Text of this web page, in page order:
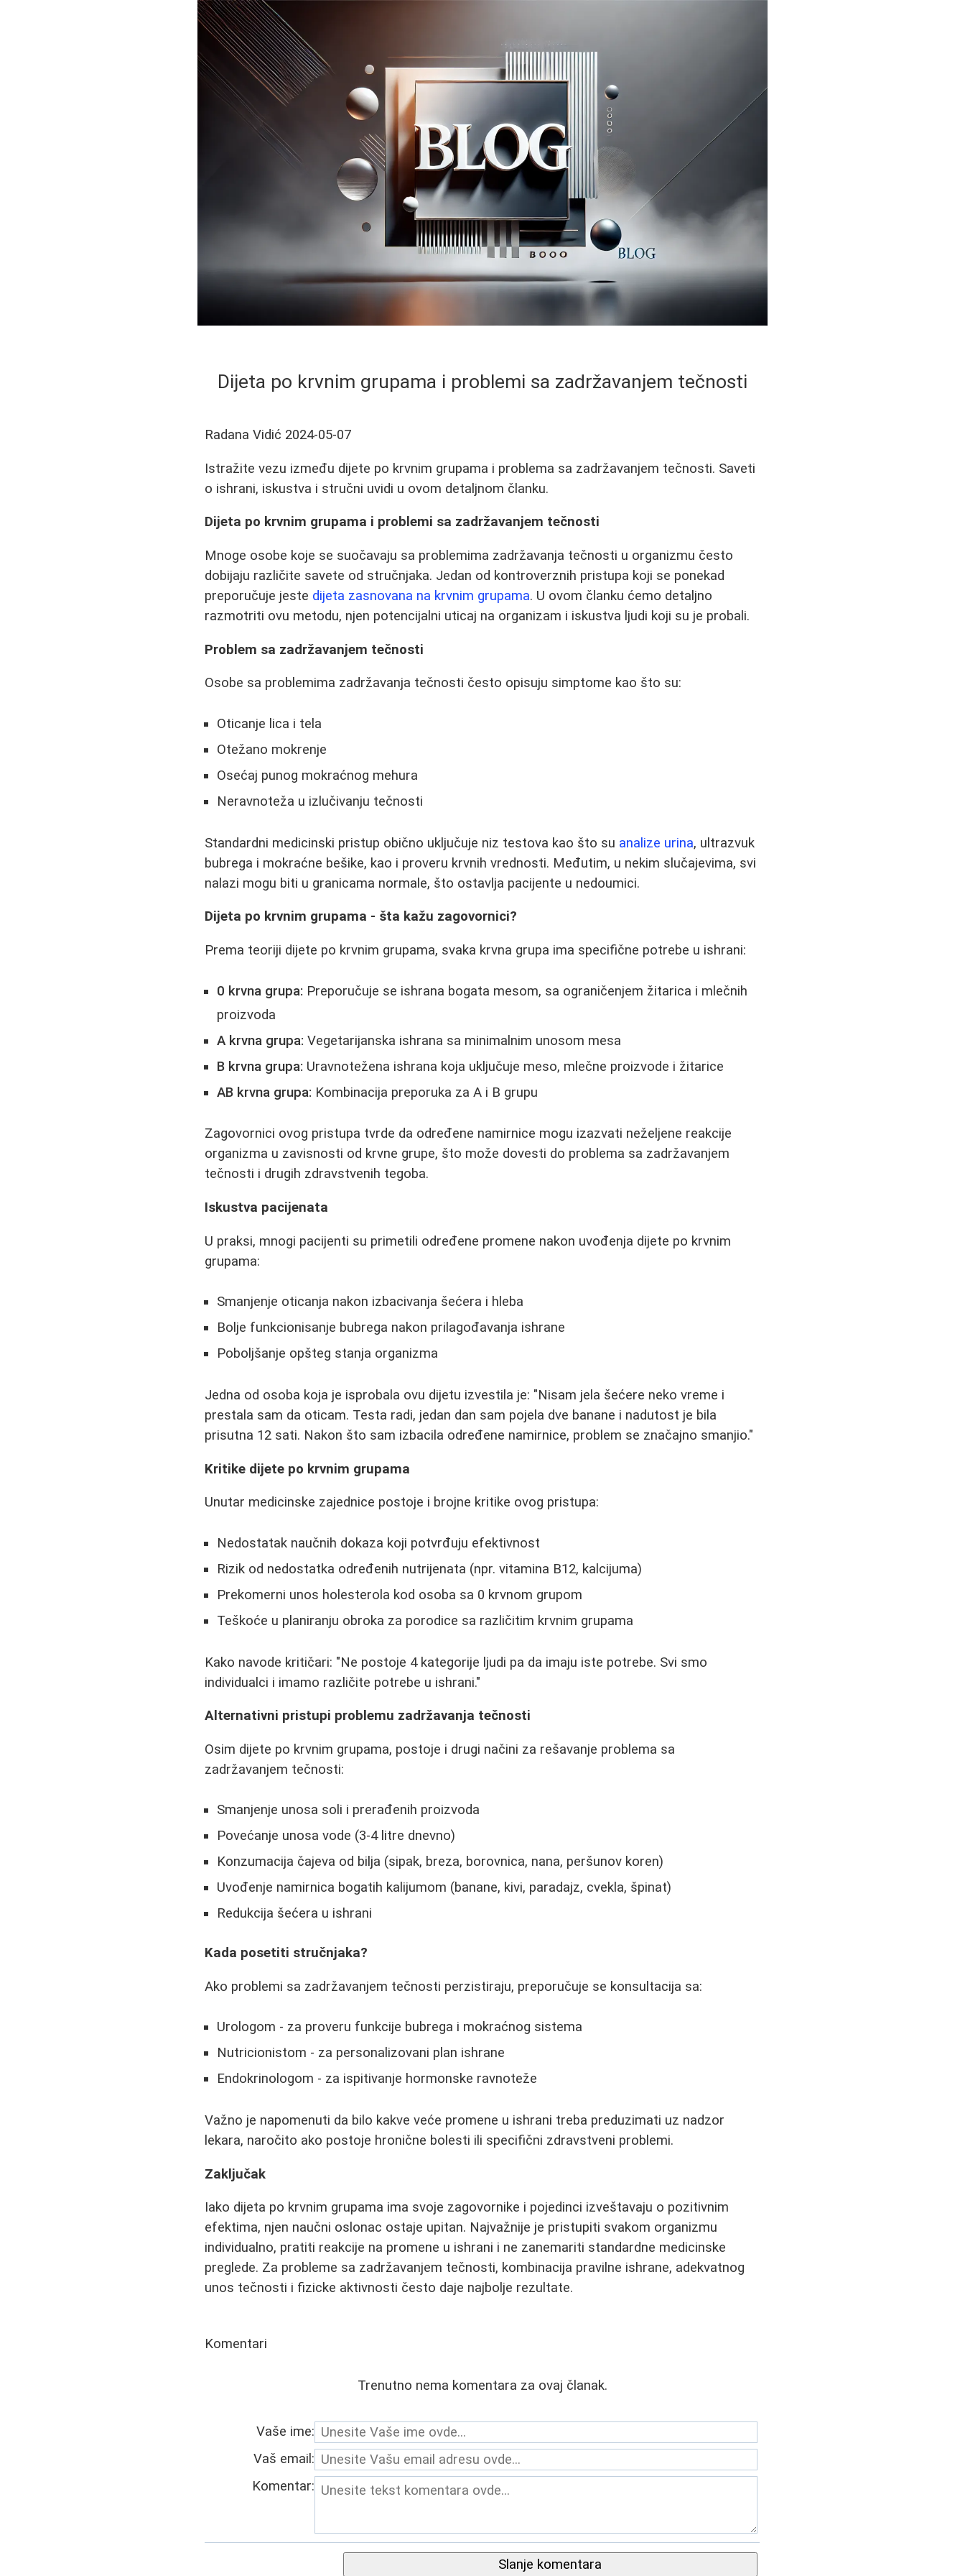
Dijeta po krvnim grupama i problemi sa zadržavanjem tečnosti
Radana Vidić 2024-05-07
Istražite vezu između dijete po krvnim grupama i problema sa zadržavanjem tečnosti. Saveti
o ishrani, iskustva i stručni uvidi u ovom detaljnom članku.
Dijeta po krvnim grupama i problemi sa zadržavanjem tečnosti
Mnoge osobe koje se suočavaju sa problemima zadržavanja tečnosti u organizmu često
dobijaju različite savete od stručnjaka. Jedan od kontroverznih pristupa koji se ponekad
preporučuje jeste dijeta zasnovana na krvnim grupama. U ovom članku ćemo detaljno
razmotriti ovu metodu, njen potencijalni uticaj na organizam i iskustva ljudi koji su je probali.
Problem sa zadržavanjem tečnosti
Osobe sa problemima zadržavanja tečnosti često opisuju simptome kao što su:
Oticanje lica i tela
Otežano mokrenje
Osećaj punog mokraćnog mehura
Neravnoteža u izlučivanju tečnosti
Standardni medicinski pristup obično uključuje niz testova kao što su analize urina, ultrazvuk
bubrega i mokraćne bešike, kao i proveru krvnih vrednosti. Međutim, u nekim slučajevima, svi
nalazi mogu biti u granicama normale, što ostavlja pacijente u nedoumici.
Dijeta po krvnim grupama - šta kažu zagovornici?
Prema teoriji dijete po krvnim grupama, svaka krvna grupa ima specifične potrebe u ishrani:
0 krvna grupa: Preporučuje se ishrana bogata mesom, sa ograničenjem žitarica i mlečnih
proizvoda
A krvna grupa: Vegetarijanska ishrana sa minimalnim unosom mesa
B krvna grupa: Uravnotežena ishrana koja uključuje meso, mlečne proizvode i žitarice
AB krvna grupa: Kombinacija preporuka za A i B grupu
Zagovornici ovog pristupa tvrde da određene namirnice mogu izazvati neželjene reakcije
organizma u zavisnosti od krvne grupe, što može dovesti do problema sa zadržavanjem
tečnosti i drugih zdravstvenih tegoba.
Iskustva pacijenata
U praksi, mnogi pacijenti su primetili određene promene nakon uvođenja dijete po krvnim
grupama:
Smanjenje oticanja nakon izbacivanja šećera i hleba
Bolje funkcionisanje bubrega nakon prilagođavanja ishrane
Poboljšanje opšteg stanja organizma
Jedna od osoba koja je isprobala ovu dijetu izvestila je: "Nisam jela šećere neko vreme i
prestala sam da oticam. Testa radi, jedan dan sam pojela dve banane i nadutost je bila
prisutna 12 sati. Nakon što sam izbacila određene namirnice, problem se značajno smanjio."
Kritike dijete po krvnim grupama
Unutar medicinske zajednice postoje i brojne kritike ovog pristupa:
Nedostatak naučnih dokaza koji potvrđuju efektivnost
Rizik od nedostatka određenih nutrijenata (npr. vitamina B12, kalcijuma)
Prekomerni unos holesterola kod osoba sa 0 krvnom grupom
Teškoće u planiranju obroka za porodice sa različitim krvnim grupama
Kako navode kritičari: "Ne postoje 4 kategorije ljudi pa da imaju iste potrebe. Svi smo
individualci i imamo različite potrebe u ishrani."
Alternativni pristupi problemu zadržavanja tečnosti
Osim dijete po krvnim grupama, postoje i drugi načini za rešavanje problema sa
zadržavanjem tečnosti:
Smanjenje unosa soli i prerađenih proizvoda
Povećanje unosa vode (3-4 litre dnevno)
Konzumacija čajeva od bilja (sipak, breza, borovnica, nana, peršunov koren)
Uvođenje namirnica bogatih kalijumom (banane, kivi, paradajz, cvekla, špinat)
Redukcija šećera u ishrani
Kada posetiti stručnjaka?
Ako problemi sa zadržavanjem tečnosti perzistiraju, preporučuje se konsultacija sa:
Urologom - za proveru funkcije bubrega i mokraćnog sistema
Nutricionistom - za personalizovani plan ishrane
Endokrinologom - za ispitivanje hormonske ravnoteže
Važno je napomenuti da bilo kakve veće promene u ishrani treba preduzimati uz nadzor
lekara, naročito ako postoje hronične bolesti ili specifični zdravstveni problemi.
Zaključak
Iako dijeta po krvnim grupama ima svoje zagovornike i pojedinci izveštavaju o pozitivnim
efektima, njen naučni oslonac ostaje upitan. Najvažnije je pristupiti svakom organizmu
individualno, pratiti reakcije na promene u ishrani i ne zanemariti standardne medicinske
preglede. Za probleme sa zadržavanjem tečnosti, kombinacija pravilne ishrane, adekvatnog
unos tečnosti i fizicke aktivnosti često daje najbolje rezultate.
Komentari
Trenutno nema komentara za ovaj članak.
Vaše ime:
Vaš email:
Komentar:
Slanje komentara